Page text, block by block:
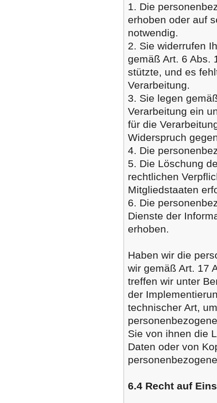
1. Die
erhoben oder auf
notwendig.
2. Sie widerrufen
gemäß Art. 6 Abs.
stützte, und es
Verarbeitung.
3. Sie legen
Verarbeitung ein
für die
Widerspruch
4. Die
5. Die Löschung
rechtlichen
Mitgliedstaaten
6. Die
Dienste der
erhoben.
Haben wir die
wir gemäß Art. 17
treffen wir unter
der
technischer Art,
Sie von ihnen die
Daten oder von
6.4 Recht auf